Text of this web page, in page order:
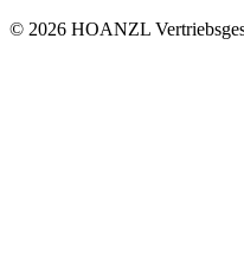
© 2026 HOANZL